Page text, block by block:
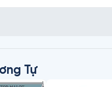
cho những vai trò cực kỳ chuyên biệt. Các yếu tố
— khả năng nhìn thấy
bạn muốn biết khi tôn
chính là câu trả lời hoàn hảo. 😄 Thôi, không spoil nữa
Tự